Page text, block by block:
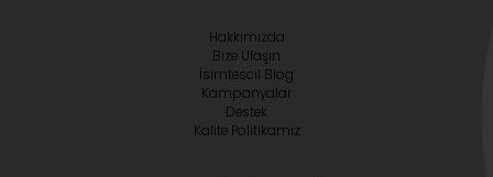
Hakkımızda
Bize Ulaşın
İsimtescil Blog
Kampanyalar
Destek
Kalite Politikamız